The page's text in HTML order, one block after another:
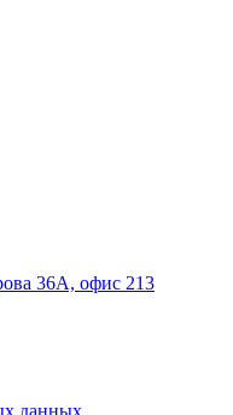
36А, офис 213